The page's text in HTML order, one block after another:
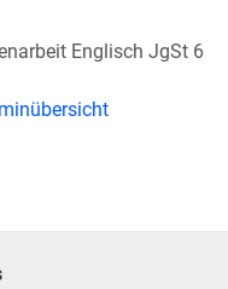
Englisch JgSt 6